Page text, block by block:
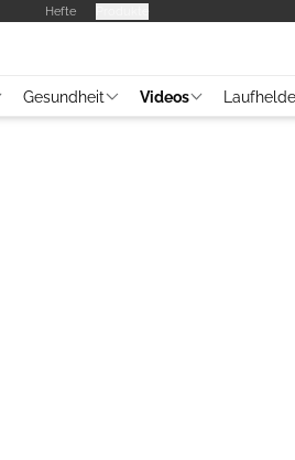
Hefte
Gesundheit Videos